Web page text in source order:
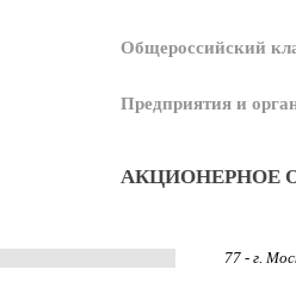
Общероссийский
Предприятия и
АКЦИОНЕРНОЕ
77 - г.